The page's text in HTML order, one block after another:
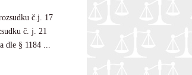
č.j. 17
č. j. 21
dle § 1184 ...